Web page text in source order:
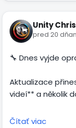
Unity
pred 20
🔧 Dnes vyjde
Aktualizace
videí** a několik
Narazili jste na
Čítať viac